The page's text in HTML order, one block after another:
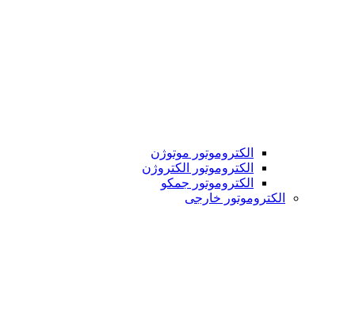
الکتروموتور موتوژن
الکتروموتور الکتروژن
الکتروموتور جمکو
الکتروموتور خارجی